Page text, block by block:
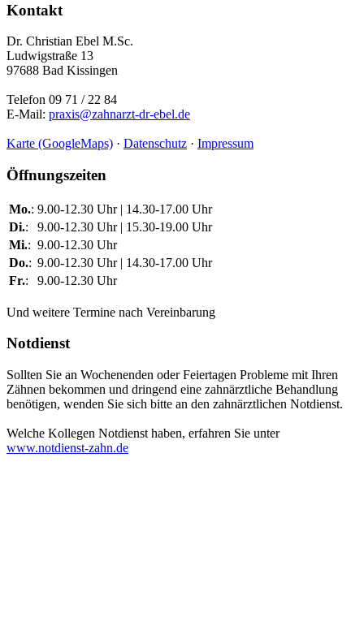
Kontakt
Dr. Christian Ebel M.Sc.
Ludwigstraße 13
97688 Bad Kissingen
Telefon 09 71 / 22 84
E-Mail: praxis@zahnarzt-dr-ebel.de
Karte (GoogleMaps) · Datenschutz · Impressum
Öffnungszeiten
Mo.: 9.00-12.30 Uhr | 14.30-17.00 Uhr
Di.: 9.00-12.30 Uhr | 15.30-19.00 Uhr
Mi.: 9.00-12.30 Uhr
Do.: 9.00-12.30 Uhr | 14.30-17.00 Uhr
Fr.: 9.00-12.30 Uhr
Und weitere Termine nach Vereinbarung
Notdienst
Sollten Sie an Wochenenden oder Feiertagen Probleme mit Ihren
Zähnen bekommen und dringend eine zahnärztliche Behandlung
benötigen, wenden Sie sich bitte an den zahnärztlichen Notdienst.
Welche Kollegen Notdienst haben, erfahren Sie unter
www.notdienst-zahn.de